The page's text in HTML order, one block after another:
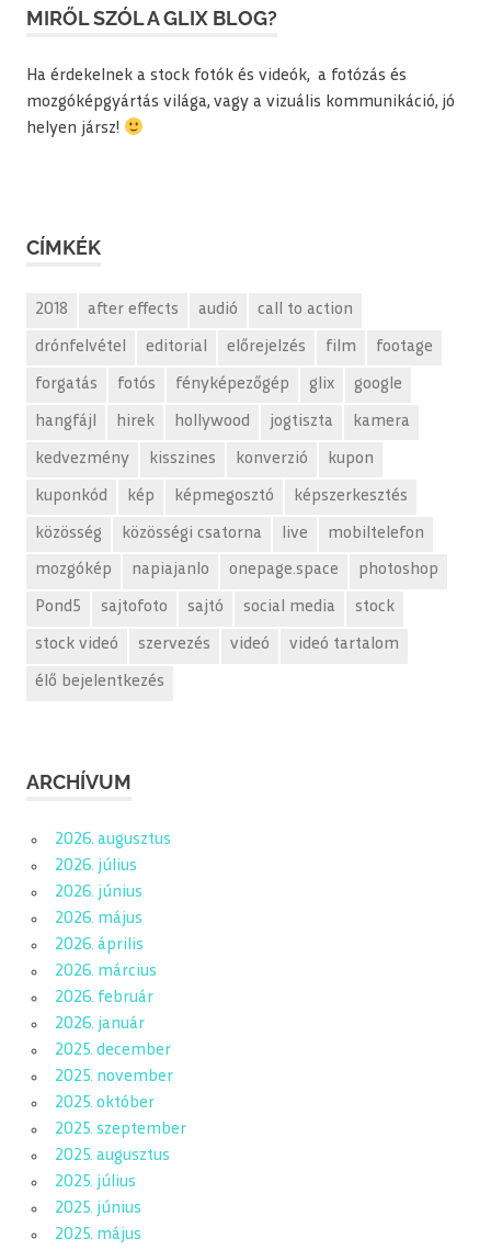
MIRŐL SZÓL A GLIX BLOG?
Ha érdekelnek a stock fotók és videók, a fotózás és
mozgóképgyártás világa, vagy a vizuális kommunikáció, jó
helyen jársz!
CÍMKÉK
2018 after effects audió call to action
drónfelvétel editorial előrejelzés film footage
forgatás fotós fényképezőgép glix google
hangfájl hirek hollywood jogtiszta kamera
kedvezmény kisszines konverzió kupon
kuponkód kép képmegosztó képszerkesztés
közösség közösségi csatorna live mobiltelefon
mozgókép napiajanlo onepage.space photoshop
Pond5 sajtofoto sajtó social media stock
stock videó szervezés videó videó tartalom
élő bejelentkezés
ARCHÍVUM
2026. augusztus
2026. július
2026. június
2026. május
2026. április
2026. március
2026. február
2026. január
2025. december
2025. november
2025. október
2025. szeptember
2025. augusztus
2025. július
2025. június
2025. május